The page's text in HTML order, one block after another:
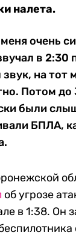
налета.
очень
в 2:30
на тот
Потом до
были
БПЛА,
об угрозе
в 1:38. Он